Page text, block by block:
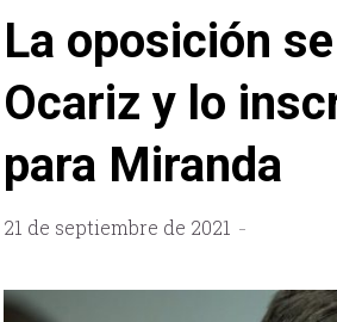
La oposición
Ocariz y lo
para Miranda
21 de septiembre de 2021